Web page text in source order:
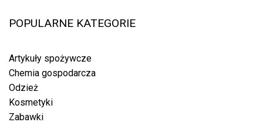
POPULARNE KATEGORIE
Artykuły spożywcze
Chemia gospodarcza
Odzież
Kosmetyki
Zabawki